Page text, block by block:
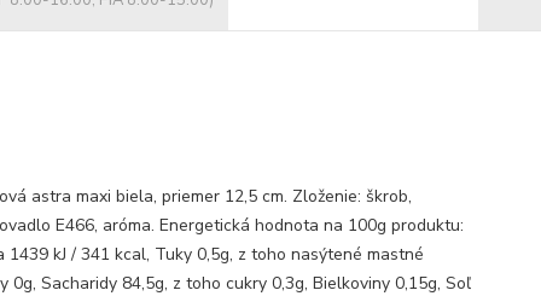
astra maxi biela, priemer 12,5 cm. Zloženie: škrob,
E466, aróma. Energetická hodnota na 100g produktu:
1439 kJ / 341 kcal, Tuky 0,5g, z toho nasýtené mastné
0g, Sacharidy 84,5g, z toho cukry 0,3g, Bielkoviny 0,15g, Soľ